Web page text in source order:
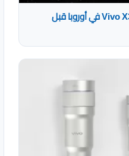
توقعات تكشف سعر Vivo X300 Ultra في أوروبا قبل